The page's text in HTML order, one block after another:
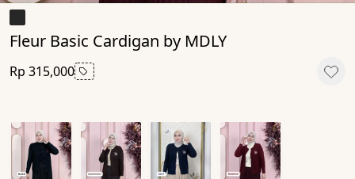
Fleur Basic Cardigan by MDLY
Rp 315,000